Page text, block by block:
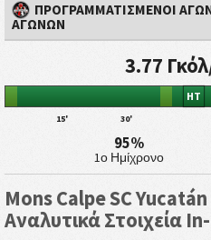
ΠΡΟΓΡΑΜΜΑΤΙΣΜΕΝΟΙ
ΑΓΩΝΩΝ
3.77
15' 30'
HT
95%
1ο Ημίχρονο
Mons Calpe SC Yucatán
Αναλυτικά Στοιχεία